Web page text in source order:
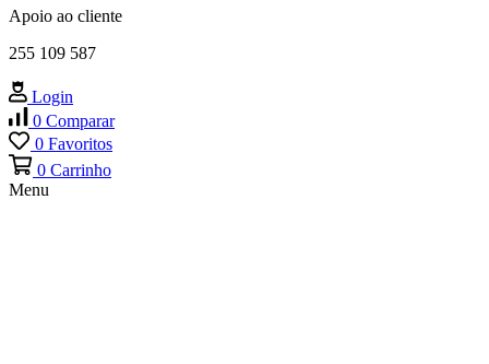
Apoio ao cliente
255 109 587
Login
0 Comparar
0 Favoritos
0 Carrinho
Menu